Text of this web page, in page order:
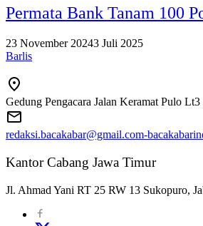
Permata Bank Tanam 100
23 November 20243 Juli 2025
Barlis
Gedung Pengacara Jalan Keramat Pulo Lt3
redaksi.bacakabar@gmail.com-
Kantor Cabang Jawa Timur
Jl. Ahmad Yani RT 25 RW 13 Sukopuro,